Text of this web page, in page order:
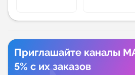
Приглашайте каналы
5% с их заказов